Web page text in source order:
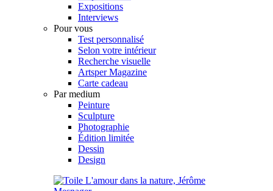
Expositions
Interviews
Pour vous
Test personnalisé
Selon votre intérieur
Recherche visuelle
Artsper Magazine
Carte cadeau
Par medium
Peinture
Sculpture
Photographie
Édition limitée
Dessin
Design